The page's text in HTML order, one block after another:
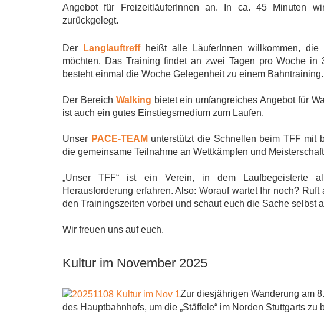
Angebot für FreizeitläuferInnen an. In ca. 45 Minuten
zurückgelegt.
Der Langlauftreffheißt alle LäuferInnen willkommen,
möchten. Das Training findet an zwei Tagen pro Woche in
besteht einmal die Woche Gelegenheit zu einem Bahntraining.
Der Bereich Walking bietet ein umfangreiches Angebot für
ist auch ein gutes Einstiegsmedium zum Laufen.
Unser PACE-TEAM unterstützt die Schnellen beim TFF mit
die gemeinsame Teilnahme an Wettkämpfen und
„Unser TFF“ ist ein Verein, in dem Laufbegeisterte
Herausforderung erfahren. Also: Worauf wartet Ihr noch?
den Trainingszeiten vorbei und schaut euch die Sache selbst
Wir freuen uns auf euch.
Kultur im November 2025
Zur diesjährigen Wanderung am
des Hauptbahnhofs, um die „Stäffele“ im Norden Stuttgarts zu